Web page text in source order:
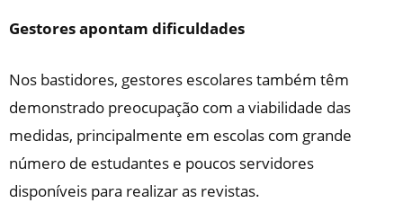
Gestores apontam dificuldades
Nos bastidores, gestores escolares também têm
demonstrado preocupação com a viabilidade das
medidas, principalmente em escolas com grande
número de estudantes e poucos servidores
disponíveis para realizar as revistas.